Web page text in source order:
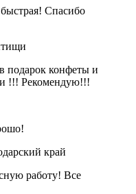
Спасибо
подарок конфеты и
!!! Рекомендую!!!
край
работу! Все